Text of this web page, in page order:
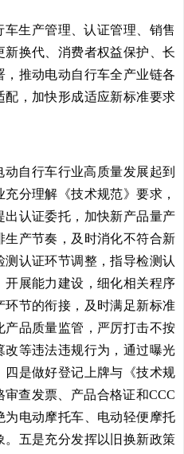
车生产管理、认证管理、销售
换代、消费者权益保护、长
推动电动自行车全产业链各
，加快形成适应新标准要求
动自行车行业高质量发展起到
分理解《技术规范》要求，
认证委托，加快新产品量产
生产节奏，及时消化不符合新
认证环节调整，指导检测认
展能力建设，细化相关程序
节的衔接，及时满足新标准
品质量监管，严厉打击不按
等违法违规行为，通过曝光
是做好登记上牌与《技术规
查发票、产品合格证和CCC
电动摩托车、电动轻便摩托
五是充分发挥以旧换新政策